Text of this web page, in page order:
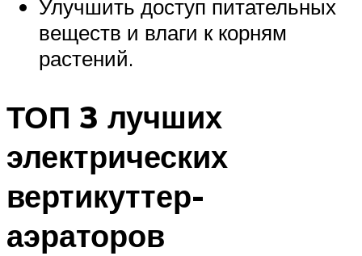
Улучшить доступ питательных
веществ и влаги к корням
растений.
ТОП 3 лучших
электрических
вертикуттер-
аэраторов